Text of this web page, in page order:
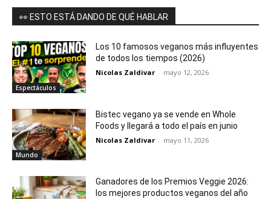
👀 ESTO ESTÁ DANDO DE QUÉ HABLAR
Espectáculos
Los 10 famosos veganos más influyentes
de todos los tiempos (2026)
Nicolas Zaldivar - mayo 12, 2026
Mundo
Bistec vegano ya se vende en Whole
Foods y llegará a todo el país en junio
Nicolas Zaldivar - mayo 11, 2026
Ganadores de los Premios Veggie 2026:
los mejores productos veganos del año